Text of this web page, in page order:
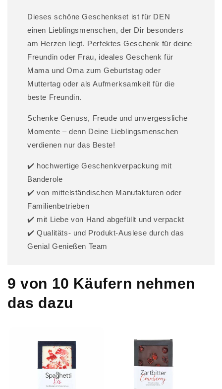
Dieses schöne Geschenkset ist für DEN
einen Lieblingsmenschen, der Dir besonders
am Herzen liegt. Perfektes Geschenk für deine
Freundin oder Frau, ideales Geschenk für
Mama und Oma zum Geburtstag oder
Muttertag oder als Aufmerksamkeit für die
beste Freundin.
Schenke Genuss, Freude und unvergessliche
Momente – denn Deine Lieblingsmenschen
verdienen nur das Beste!
✔️ hochwertige Geschenkverpackung mit
Banderole
✔️ von mittelständischen Manufakturen oder
Familienbetrieben
✔️ mit Liebe von Hand abgefüllt und verpackt
✔️ Qualitäts- und Produkt-Auslese durch das
Genial Genießen Team
9 von 10 Käufern nehmen
das dazu